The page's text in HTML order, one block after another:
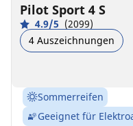
Pilot Sport 4 S
4.9/5 (2099)
4 Auszeichnungen
Sommerreifen
Geeignet für